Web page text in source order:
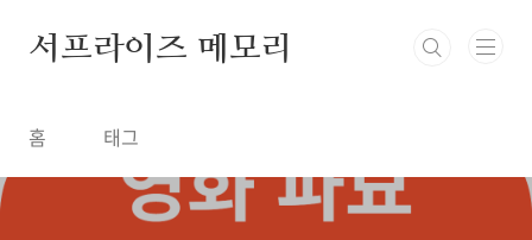
서프라이즈 메모리
홈 태그